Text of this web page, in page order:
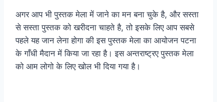
अगर आप भी पुस्तक मेला में जाने का मन बना चुके है, और सस्ता
से सस्ता पुस्तक को खरीदना चाहते है, तो इसके लिए आप सबसे
पहले यह जान लेना होगा की इस पुस्तक मेला का आयोजन पटना
के गाँधी मैदान में किया जा रहा है। इस अन्तराष्ट्रए पुस्तक मेला
को आम लोगो के लिए खोल भी दिया गया है।